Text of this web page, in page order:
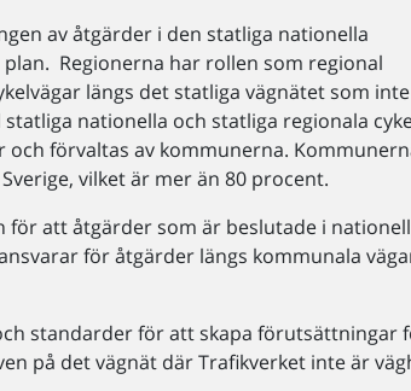
av åtgärder i den statliga nationella
Regionerna har rollen som regional
längs det statliga vägnätet som
nationella och statliga regionala
förvaltas av kommunerna.
vilket är mer än 80 procent.
att åtgärder som är beslutade i
för åtgärder längs kommunala
standarder för att skapa förutsättningar
på det vägnät där Trafikverket inte är